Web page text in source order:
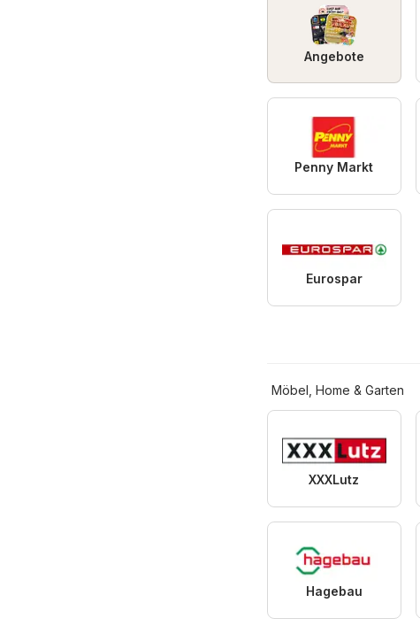
Angebote
Penny Markt
Eurospar
Möbel, Home & Garten
XXXLutz
Hagebau